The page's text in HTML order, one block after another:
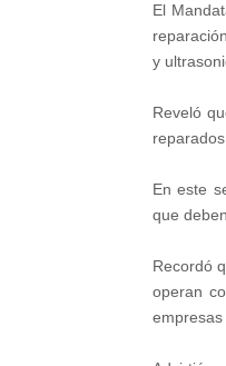
El
y
Reveló
En este
que
Recordó
operan